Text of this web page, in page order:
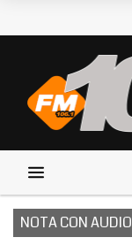
NOTA CON AUDIO